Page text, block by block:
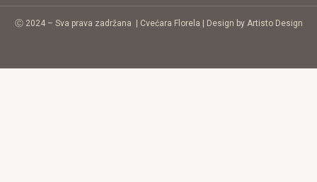
Ⓒ 2024 – Sva prava zadržana | Cvećara Florela Design by Artisto Design